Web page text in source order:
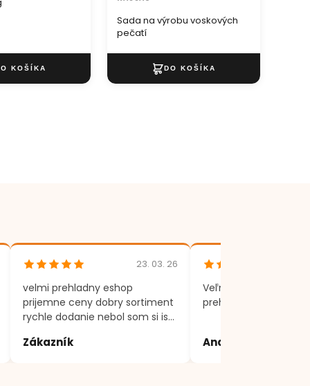
Sada na výrobu voskových
pečatí
23. 03. 26
velmi prehladny eshop
prijemne ceny dobry sortiment
rychle dodanie nebol som si isty
mi vysvetlili a poradili
Zákazník
Veľmi rýchle
prehľadný eshop.
Andrea